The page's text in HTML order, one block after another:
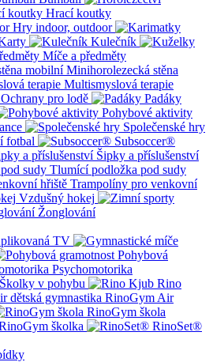
Hrací koutky
Hry indoor, outdoor
Kulečník
Míče a předměty
Minihorolezecká stěna
Multismyslová terapie
Ochrany pro lodě
Padáky
Pohybové aktivity
Společenské hry
fotbal
Subsoccer®
Šipky a příslušenství
Tlumící podložka pod sudy
Trampolíny pro venkovní
Vzdušný hokej
Žonglování
TV
Pohybová
Psychomotorika
Školky v pohybu
Rino
RinoGym Air
RinoGym škola
školka
RinoSet®